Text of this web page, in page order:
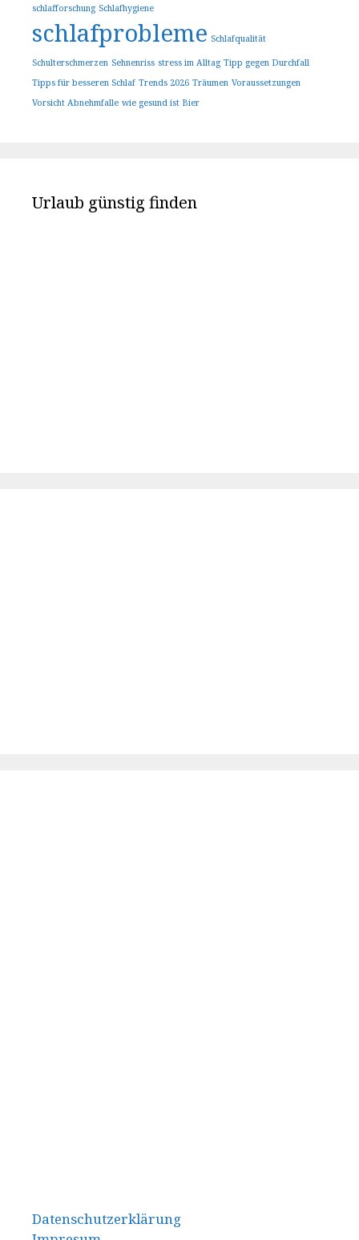
schlafforschung Schlafhygiene
schlafprobleme Schlafqualität
Schulterschmerzen Sehnenriss stress im Alltag Tipp gegen Durchfall
Tipps für besseren Schlaf Trends 2026 Träumen Voraussetzungen
Vorsicht Abnehmfalle wie gesund ist Bier
Urlaub günstig finden
Datenschutzerklärung